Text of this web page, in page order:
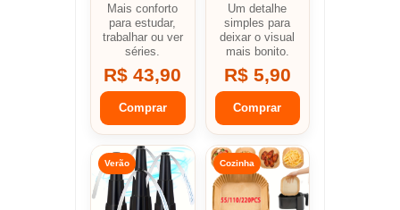
Mais conforto
para estudar,
trabalhar ou ver
séries.
R$ 43,90
Comprar
Um detalhe
simples para
deixar o visual
mais bonito.
R$ 5,90
Comprar
Verão Cozinha